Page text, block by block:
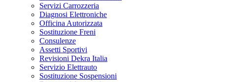
Diagnosi Elettroniche
Officina Autorizzata
Sostituzione Freni
Consulenze
Assetti Sportivi
Revisioni Dekra Italia
Servizio Elettrauto
Sostituzione Sospensioni
Diagnosi Meccaniche